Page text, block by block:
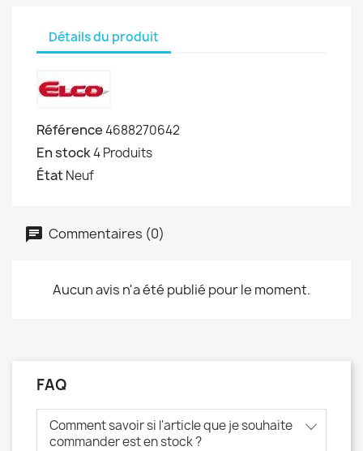
Détails du produit
Référence4688270642
En stock4 Produits
ÉtatNeuf
Commentaires (0)
Aucun avis n'a été publié pour le moment.
FAQ
Comment savoir si l'article que je souhaite
commander est en stock ?